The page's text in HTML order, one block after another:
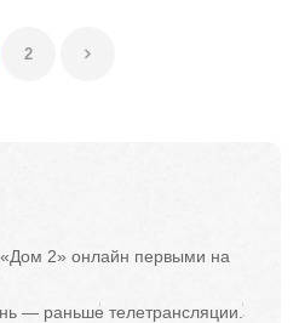
2
2» онлайн первыми на
— раньше телетрансляции.